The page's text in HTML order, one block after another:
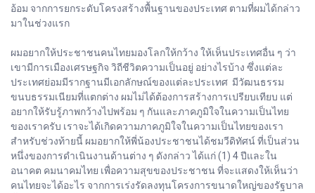
อ้อม จากการยกระดับโครงสร้างพื้นฐานของประเทศ ตามที่ผมได้กล่าว
มาในช่วงแรก
ผมอยากให้ประชาชนคนไทยมองโลกให้กว้าง ให้เห็นประเทศอื่น ๆ ว่า
เขามีการเมืองเศรษฐกิจ วิถีชีวิตความเป็นอยู่ อย่างไรบ้าง ซึ่งแต่ละ
ประเทศย่อมมีรากฐานมีเอกลักษณ์ของแต่ละประเทศ มีวัฒนธรรม
ขนบธรรมเนียมที่แตกต่าง ผมไม่ได้ต้องการสร้างการเปรียบเทียบ แต่
อยากให้รับรู้ภาพกว้างไปพร้อม ๆ กันและภาคภูมิใจในความเป็นไทย
ของเราครับ เราจะได้เกิดความภาคภูมิใจในความเป็นไทยของเรา
สำหรับช่วงท้ายนี้ ผมอยากให้พี่น้องประชาชนได้ชมวีดิทัศน์ ที่เป็นส่วน
หนึ่งของการดำเนินงานด้านต่าง ๆ ดังกล่าว ได้แก่ (1) 4 ปีและใน
อนาคต คมนาคมไทย เพื่อความสุขของประชาชน ที่จะแสดงให้เห็นว่า
คนไทยจะได้อะไร จากการเร่งรัดลงทุนโครงการขนาดใหญ่ของรัฐบาล